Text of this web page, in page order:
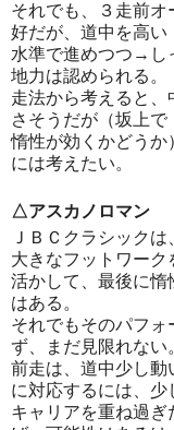
それでも、３走前
好だが、道中を高い
水準で進めつつ→し
地力は認められる。
走法から考えると
さそうだが（坂上で
惰性が効くかどうか
には考えたい。
△アスカノロマン
ＪＢＣクラシック
大きなフットワーク
活かして、最後に惰
はある。
それでもそのパフォ
ず、まだ見限れない
前走は、道中少し動
に対応するには、少
キャリアを重ね過